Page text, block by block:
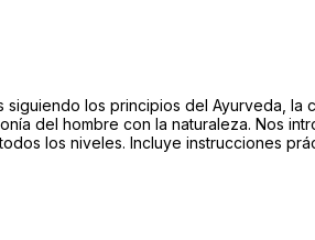
los principios del Ayurveda, la
del hombre con la naturaleza. Nos
los niveles. Incluye instrucciones